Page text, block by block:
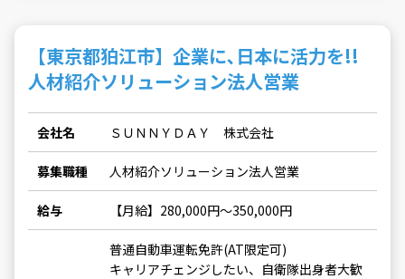
【東京都狛江市】企業に､日本に活力を!!
人材紹介ソリューション法人営業
会社名 ＳＵＮＮＹＤＡＹ 株式会社
募集職種 人材紹介ソリューション法人営業
給与 【月給】280,000円～350,000円
普通自動車運転免許(AT限定可)
キャリアチェンジしたい、自衛隊出身者大歓